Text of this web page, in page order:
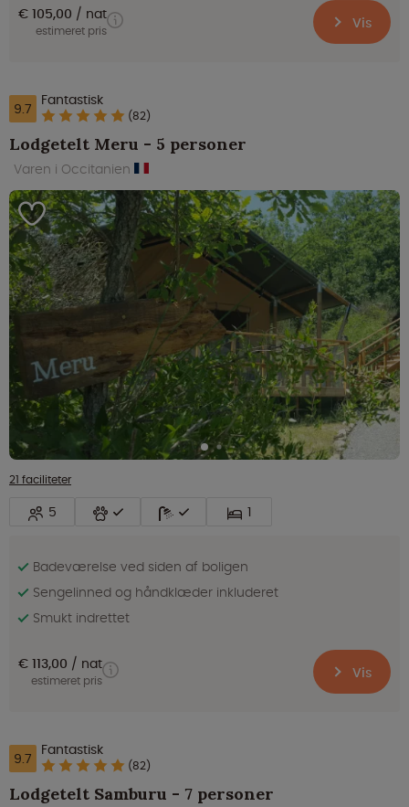
€ 105,00 nat
estimeret pris Vis
9.7 Fantastisk
(82)
Lodgetelt Meru - 5 personer
Varen i Occitanien
21 faciliteter
5 1
Badeværelse ved siden af boligen
Sengelinned og håndklæder inkluderet
Smukt indrettet
€ 113,00 nat
estimeret pris Vis
9.7 Fantastisk
(82)
Lodgetelt Samburu - 7 personer